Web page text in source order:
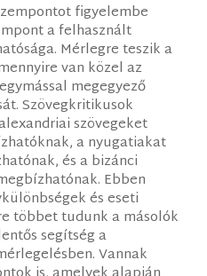
figyelembe
a felhasznált
Mérlegre teszik a
van közel az
megegyező
Szövegkritikusok
szövegeket
a nyugatiakat
és a bizánci
Ebben
és eseti
többet tudunk a másolók
segítség a
Vannak